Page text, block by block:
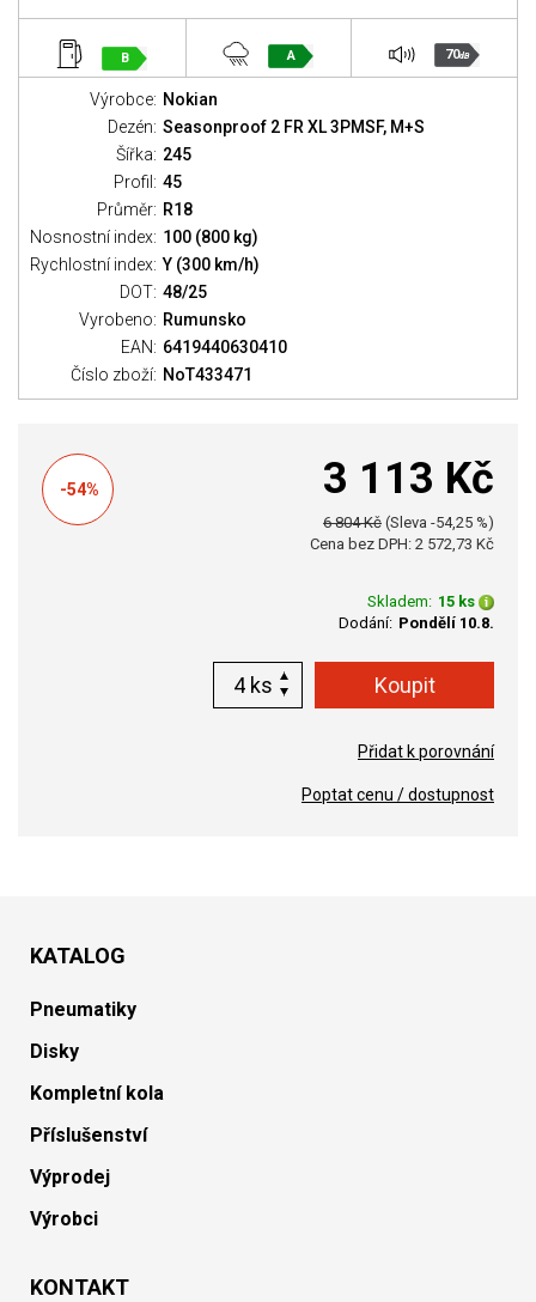
B A 70dB
Výrobce: Nokian
Dezén: Seasonproof 2 FR XL 3PMSF, M+S
Šířka: 245
Profil: 45
Průměr: R18
Nosnostní index: 100 (800 kg)
Rychlostní index: Y (300 km/h)
DOT: 48/25
Vyrobeno: Rumunsko
EAN: 6419440630410
Číslo zboží: NoT433471
-54% 3 113 Kč
6 804 Kč (Sleva -54,25 %)
Cena bez DPH: 2 572,73 Kč
Skladem: 15 ks
Dodání: Pondělí 10.8.
ks
Přidat k porovnání
Poptat cenu / dostupnost
KATALOG
Pneumatiky
Disky
Kompletní kola
Příslušenství
Výprodej
Výrobci
KONTAKT